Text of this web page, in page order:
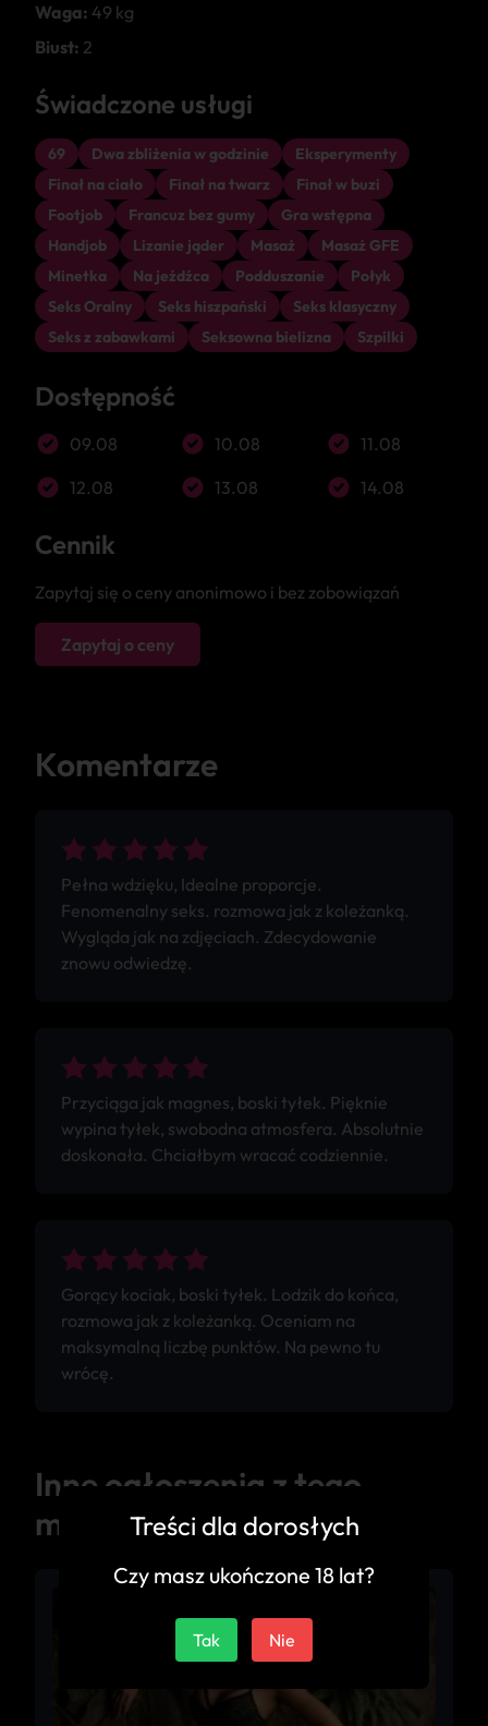
Waga: 49 kg
Biust: 2
Świadczone usługi
69 Dwa zbliżenia w godzinie
Eksperymenty
Finał na ciało
Finał na twarz
Finał w buzi
Footjob
Francuz bez gumy
Gra wstępna
Handjob
Lizanie jąder Masaż
Masaż GFE
Minetka
Na jeźdźca Podduszanie
Połyk
Seks Oralny
Seks hiszpański
Seks klasyczny
Seks z zabawkami
Seksowna bielizna Szpilki
Dostępność
09.08 10.08
11.08
12.08
13.08 14.08
Cennik
Zapytaj się o ceny anonimowo i bez zobowiązań
Zapytaj o ceny
Komentarze
Pełna wdzięku, Idealne proporcje.
Fenomenalny seks. rozmowa jak z koleżanką.
Wygląda jak na zdjęciach. Zdecydowanie
znowu odwiedzę.
Przyciąga jak magnes, boski tyłek. Pięknie
wypina tyłek, swobodna atmosfera. Absolutnie
doskonała. Chciałbym wracać codziennie.
Gorący kociak, boski tyłek. Lodzik do końca,
rozmowa jak z koleżanką. Oceniam na
maksymalną liczbę punktów. Na pewno tu
wrócę.
Inne ogłoszenia z tego
miastaTreści dla dorosłych
Czy masz ukończone 18 lat?
Tak Nie